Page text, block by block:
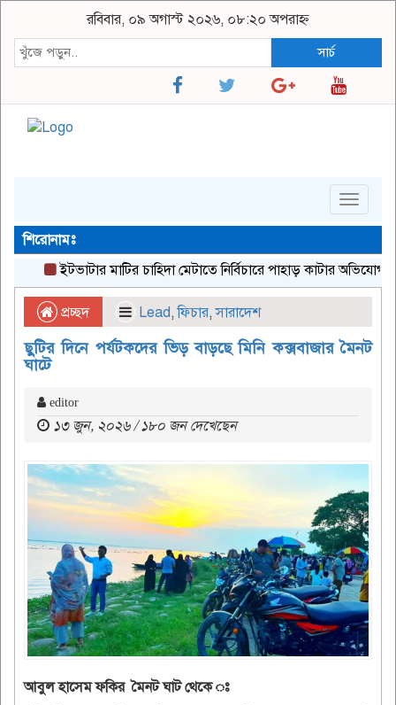
রবিবার, ০৯ অগাস্ট ২০২৬, ০৮:২০ অপরাহ্ন
সার্চ
Toggle
শিরোনামঃ
ইটভাটার মাটির চাহিদা মেটাতে নির্বিচারে পাহাড় কাটার অভিযোগ
প্রচ্ছদ Lead,ফিচার,সারাদেশ
ছুটির দিনে পর্যটকদের ভিড় বাড়ছে মিনি কক্সবাজার মৈনট
ঘাটে
editor
১৩ জুন, ২০২৬ / ১৮০ জন দেখেছেন
আবুল হাসেম ফকির মৈনট ঘাট থেকে ঃ